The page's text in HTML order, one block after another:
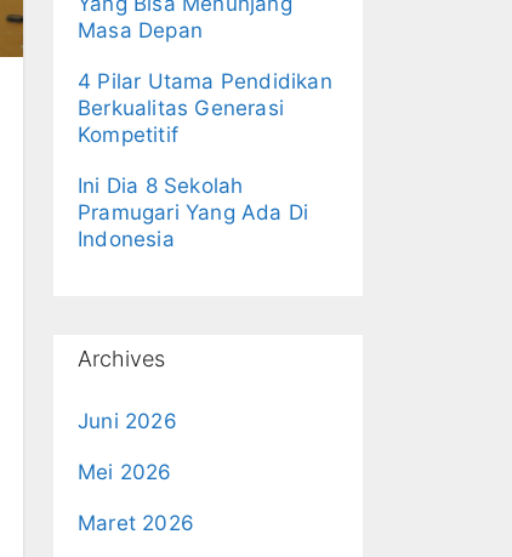
Masa Depan
4 Pilar Utama Pendidikan
Berkualitas Generasi
Kompetitif
Ini Dia 8 Sekolah
Pramugari Yang Ada Di
Indonesia
Archives
Juni 2026
Mei 2026
Maret 2026